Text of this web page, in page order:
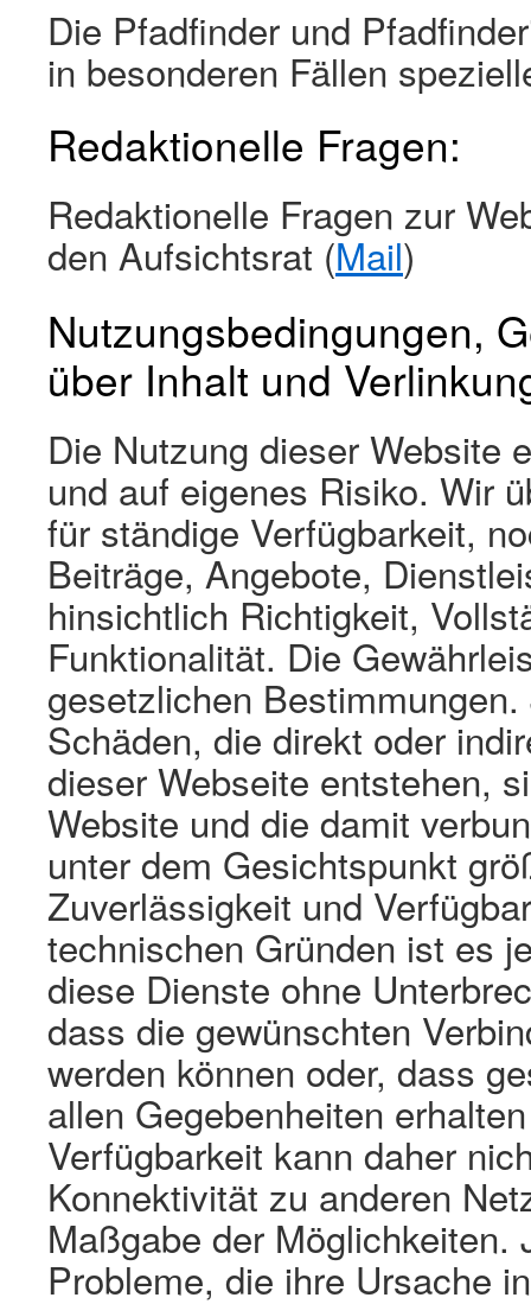
Die Pfadfinder und
in besonderen Fällen
Redaktionelle Fragen:
Redaktionelle Fragen zur
den Aufsichtsrat (Mail)
Nutzungsbedingungen,
über Inhalt und
Die Nutzung dieser Website
und auf eigenes Risiko. Wir
für ständige Verfügbarkeit,
Beiträge, Angebote,
hinsichtlich Richtigkeit,
Funktionalität. Die
gesetzlichen
Schäden, die direkt oder
dieser Webseite entstehen,
Website und die damit
unter dem Gesichtspunkt
Zuverlässigkeit und
technischen Gründen ist es
diese Dienste ohne
dass die gewünschten
werden können oder, dass
allen Gegebenheiten
Verfügbarkeit kann daher
Konnektivität zu anderen
Maßgabe der Möglichkeiten.
Probleme, die ihre Ursache